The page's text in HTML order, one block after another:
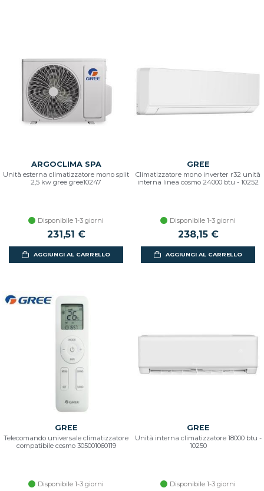
ARGOCLIMA SPA
Unità esterna climatizzatore mono split
2,5 kw gree gree10247
Disponibile 1-3 giorni
231,51 €
AGGIUNGI AL CARRELLO
GREE
Climatizzatore mono inverter r32 unità
interna linea cosmo 24000 btu - 10252
Disponibile 1-3 giorni
238,15 €
AGGIUNGI AL CARRELLO
GREE
Telecomando universale climatizzatore
compatibile cosmo 305001060119
Disponibile 1-3 giorni
GREE
Unità interna climatizzatore 18000 btu -
10250
Disponibile 1-3 giorni